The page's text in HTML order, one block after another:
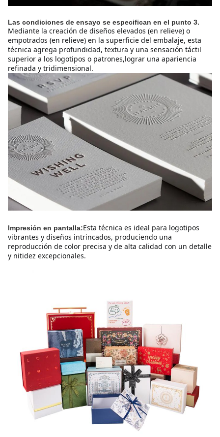
Las condiciones de ensayo se especifican en el punto 3.
Mediante la creación de diseños elevados (en relieve) o
empotrados (en relieve) en la superficie del embalaje, esta
técnica agrega profundidad, textura y una sensación táctil
superior a los logotipos o patrones,lograr una apariencia
refinada y tridimensional.
Impresión en pantalla:Esta técnica es ideal para logotipos
vibrantes y diseños intrincados, produciendo una
reproducción de color precisa y de alta calidad con un detalle
y nitidez excepcionales.